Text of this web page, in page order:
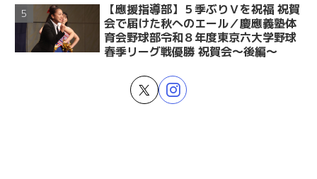
【應援指導部】５季ぶりＶを祝福 祝賀
会で届けた秋へのエール／慶應義塾体
育会野球部令和８年度東京六大学野球
春季リーグ戦優勝 祝賀会～後編～